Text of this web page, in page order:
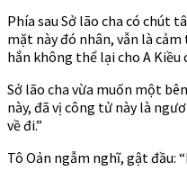
Phía sau Sở lão cha có chút
mặt này đó nhân, vẫn là
hắn không thể lại cho A Kiều
Sở lão cha vừa muốn một
này, đã vị công tử này là
về đi.”
Tô Oản ngẫm nghĩ, gật đầu: